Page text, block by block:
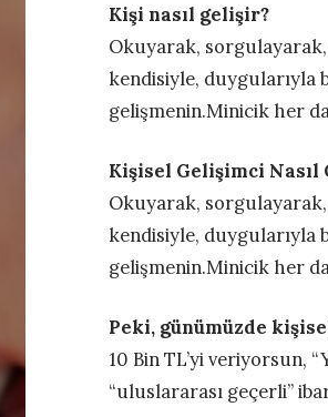
Kişi nasıl gelişir?
Okuyarak,
kendisiyle,
gelişmenin.Minicik her
Kişisel Gelişimci Nasıl
Okuyarak,
kendisiyle,
gelişmenin.Minicik her
Peki, günümüzde
10 Bin TL’yi veriyorsun,
“uluslararası geçerli”